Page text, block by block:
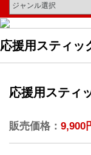
応援用スティ
応援用スティ
販売価格： 9,900